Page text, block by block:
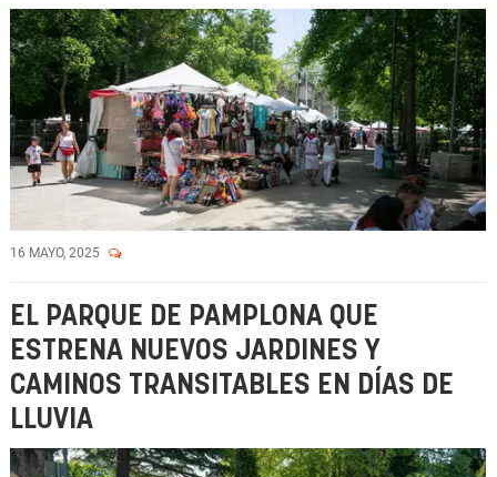
16 MAYO, 2025
EL PARQUE DE PAMPLONA QUE
ESTRENA NUEVOS JARDINES Y
CAMINOS TRANSITABLES EN DÍAS DE
LLUVIA